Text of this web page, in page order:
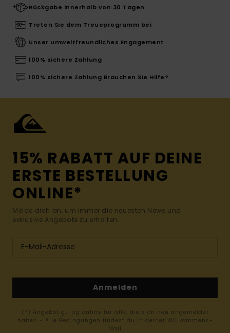
Rückgabe innerhalb von 30 Tagen
Treten Sie dem Treueprogramm bei
Unser umweltfreundliches Engagement
100% sichere Zahlung
100% sichere Zahlung Brauchen Sie Hilfe?
15% RABATT AUF DEINE
ERSTE BESTELLUNG
ONLINE*
Melde dich an, um immer die neuesten News und
exklusive Angebote zu erhalten.
Anmelden
(*) Angebot gültig online für alle, die sich neu angemeldet
haben - Alle Bedingungen findest du in deiner Willkommens-
Mail